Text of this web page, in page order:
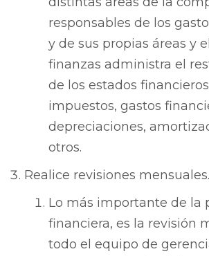
responsables de los
y de sus propias áreas y
finanzas administra el
de los estados
impuestos, gastos
depreciaciones,
otros.
Realice revisiones mensuales.
Lo más importante de la
financiera, es la revisión
todo el equipo de